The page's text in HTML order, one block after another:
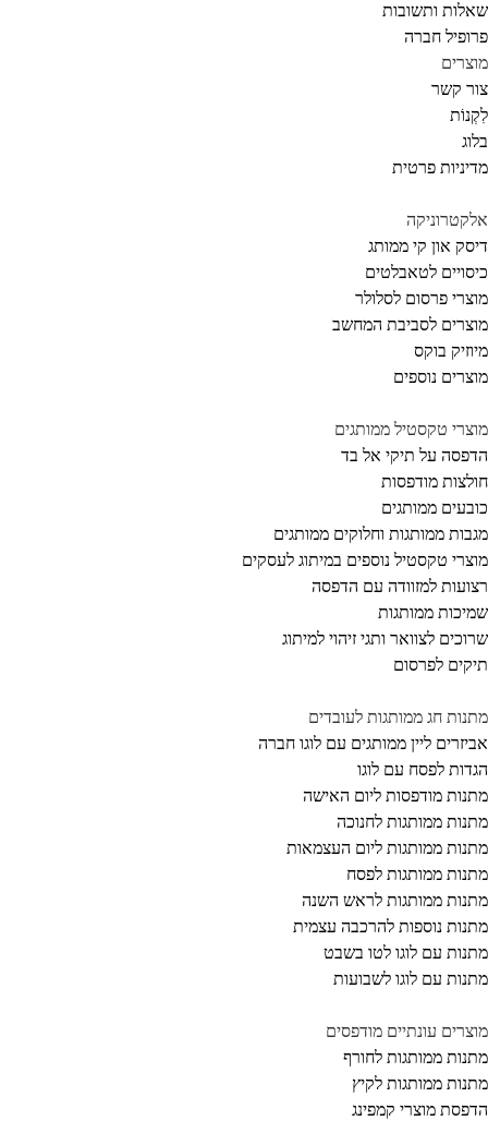
ותשובות
חברה
קשר
פרטית
און קי ממותג
לטאבלטים
פרסום לסלולר
לסביבת המחשב
בוקס
נוספים
טקסטיל ממותגים
על תיקי אל בד
מודפסות
ממותגים
ממותגות וחלוקים ממותגים
טקסטיל נוספים במיתוג לעסקים
למזוודה עם הדפסה
ממותגות
לצוואר ותגי זיהוי למיתוג
לפרסום
חג ממותגות לעובדים
ליין ממותגים עם לוגו חברה
לפסח עם לוגו
מודפסות ליום האישה
ממותגות לחנוכה
ממותגות ליום העצמאות
ממותגות לפסח
ממותגות לראש השנה
נוספות להרכבה עצמית
עם לוגו לטו בשבט
עם לוגו לשבועות
עונתיים מודפסים
ממותגות לחורף
ממותגות לקיץ
מוצרי קמפינג